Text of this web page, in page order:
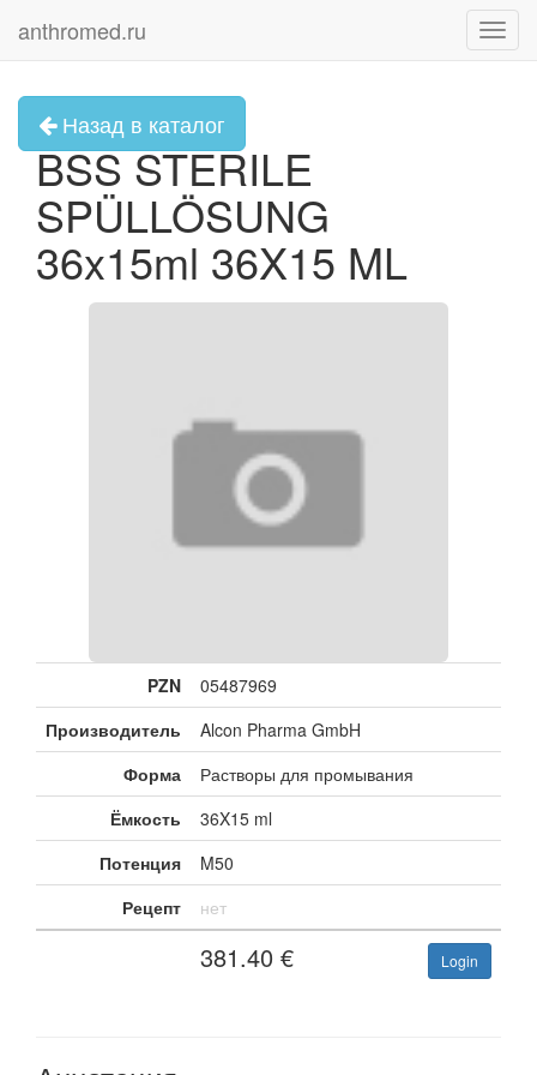
anthromed.ru
Назад в каталог
BSS STERILE
SPÜLLÖSUNG
36x15ml 36X15 ML
PZN
05487969
Производитель
Alcon Pharma GmbH
Форма
Растворы для промывания
Ёмкость
36X15 ml
Потенция
M50
Рецепт
нет
381.40 € Login